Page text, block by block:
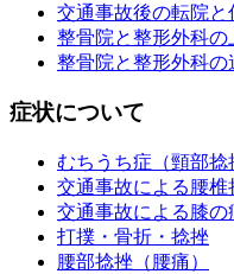
交通事故後の転院と
整骨院と整形外科
整骨院と整形外科の
症状について
むちうち症（頸部捻
交通事故による腰椎
交通事故による膝の
打撲・骨折・捻挫
腰部捻挫（腰痛）